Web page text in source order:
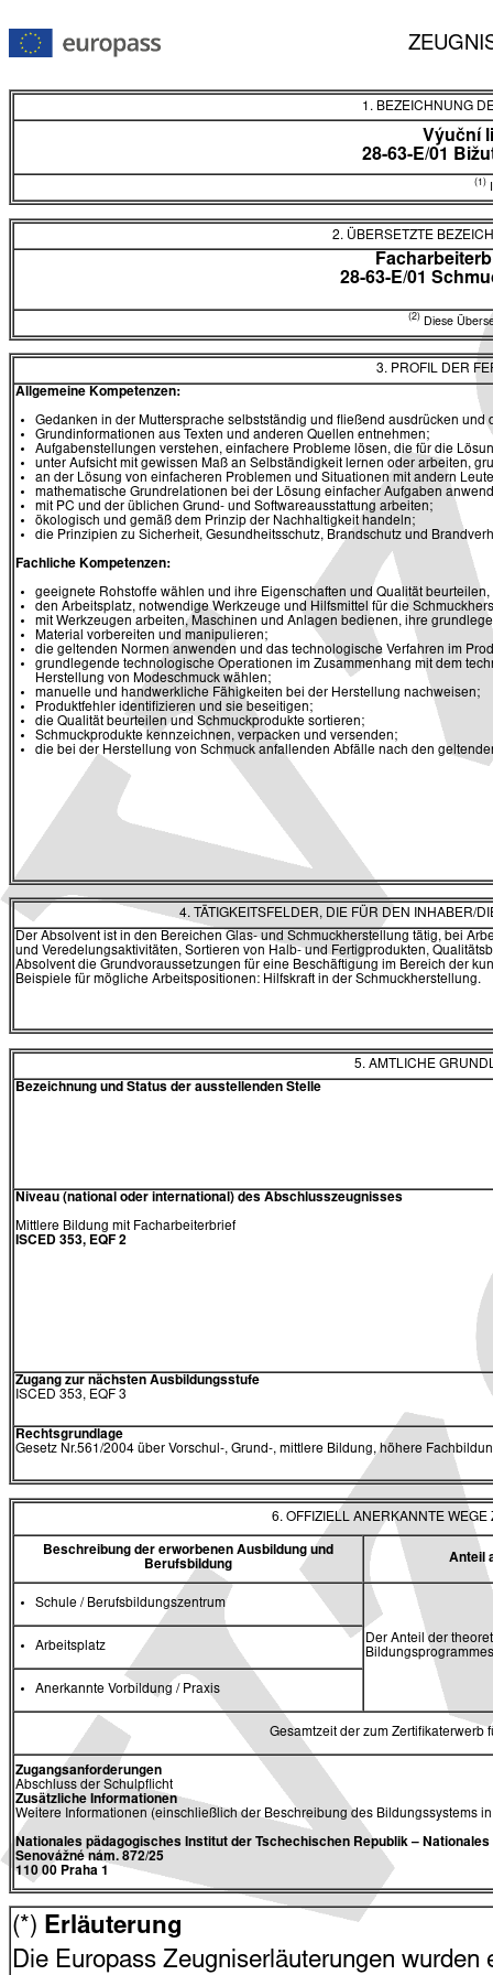
1. BEZEICHNUNG
Výuční
28-63-E/01
(1)
2. ÜBERSETZTE
28-63-E/01
(2) Diese
3. PROFIL DER
Allgemeine Kompetenzen:
Gedanken in der Muttersprache selbstständig und fließend ausdrücken
Grundinformationen aus Texten und anderen Quellen entnehmen;
Aufgabenstellungen verstehen, einfachere Probleme lösen, die für die
unter Aufsicht mit gewissen Maß an Selbständigkeit lernen oder arbeiten,
an der Lösung von einfacheren Problemen und Situationen mit andern
mathematische Grundrelationen bei der Lösung einfacher Aufgaben
mit PC und der üblichen Grund- und Softwareausstattung arbeiten;
ökologisch und gemäß dem Prinzip der Nachhaltigkeit handeln;
die Prinzipien zu Sicherheit, Gesundheitsschutz, Brandschutz und
Fachliche Kompetenzen:
geeignete Rohstoffe wählen und ihre Eigenschaften und Qualität
den Arbeitsplatz, notwendige Werkzeuge und Hilfsmittel für die
mit Werkzeugen arbeiten, Maschinen und Anlagen bedienen, ihre
Material vorbereiten und manipulieren;
die geltenden Normen anwenden und das technologische Verfahren im
grundlegende technologische Operationen im Zusammenhang mit dem
Herstellung von Modeschmuck wählen;
manuelle und handwerkliche Fähigkeiten bei der Herstellung nachweisen;
Produktfehler identifizieren und sie beseitigen;
die Qualität beurteilen und Schmuckprodukte sortieren;
Schmuckprodukte kennzeichnen, verpacken und versenden;
die bei der Herstellung von Schmuck anfallenden Abfälle nach den
4. TÄTIGKEITSFELDER, DIE FÜR DEN INHABER/
Der Absolvent ist in den Bereichen Glas- und Schmuckherstellung tätig, bei
und Veredelungsaktivitäten, Sortieren von Halb- und Fertigprodukten,
Absolvent die Grundvoraussetzungen für eine Beschäftigung im Bereich der
Beispiele für mögliche Arbeitspositionen: Hilfskraft in der Schmuckherstellung.
5. AMTLICHE
Bezeichnung und Status der ausstellenden Stelle
Niveau (national oder international) des Abschlusszeugnisses
Mittlere Bildung mit Facharbeiterbrief
ISCED 353, EQF 2
Zugang zur nächsten Ausbildungsstufe
ISCED 353, EQF 3
Rechtsgrundlage
Gesetz Nr.561/2004 über Vorschul-, Grund-, mittlere Bildung, höhere
6. OFFIZIELL ANERKANNTE
Beschreibung der erworbenen Ausbildung und
Berufsbildung
Anteil
Schule / Berufsbildungszentrum
Der Anteil der
Arbeitsplatz
Anerkannte Vorbildung / Praxis
Gesamtzeit der zum
Zugangsanforderungen
Abschluss der Schulpflicht
Zusätzliche Informationen
Weitere Informationen (einschließlich der Beschreibung des Bildungssystems
Nationales pädagogisches Institut der Tschechischen Republik–
Senovážné nám. 872/25
110 00 Praha 1
(*) Erläuterung
Die Europass Zeugniserläuterungen